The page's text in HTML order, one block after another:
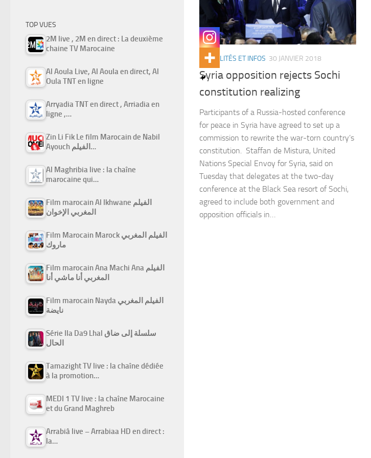
ACTUALITÉS ET INFOS 30 JANVIER 2018
Syria opposition rejects Sochi
constitution realizing
Participants of a Russia-hosted conference
for peace in Syria have agreed to set up a
commission to rewrite the war-torn country’s
constitution. Staffan de Mistura, United
Nations Special Envoy for Syria, said on
Tuesday that delegates at the two-day
conference at the Black Sea resort of Sochi,
agreed to include both government and
opposition officials in…
TOP VUES
2M live , 2M en direct : La deuxième
chaine TV Marocaine
Al Aoula Live, Al Aoula en direct, Al
Oula TNT en ligne
Arryadia TNT en direct , Arriadia en
ligne ,…
Zin Li Fik Le film Marocain de Nabil
Ayouch الفيلم…
Al Maghribia live : la chaîne
marocaine qui…
Film marocain Al Ikhwane الفيلم
المغربي الإخوان
Film Marocain Marock الفيلم المغربي
ماروك
Film marocain Ana Machi Ana الفيلم
المغربي أنا ماشي أنا
Film marocain Nayda الفيلم المغربي
نايضة
Série Ila Da9 Lhal سلسلة إلى ضاق
الحال
Tamazight TV live : la chaîne dédiée
à la promotion…
MEDI 1 TV live : la chaîne Marocaine
et du Grand Maghreb
Arrabiâ live – Arrabiaa HD en direct :
la…